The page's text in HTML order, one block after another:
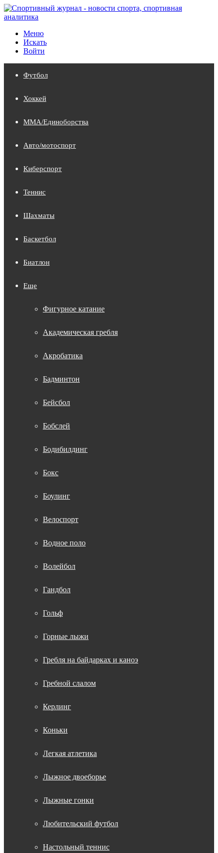
Меню
Искать
Войти
Футбол
Хоккей
MMA/Единоборства
Авто/мотоспорт
Киберспорт
Теннис
Шахматы
Баскетбол
Биатлон
Еще
Фигурное катание
Академическая гребля
Акробатика
Бадминтон
Бейсбол
Бобслей
Бодибилдинг
Бокс
Боулинг
Велоспорт
Водное поло
Волейбол
Гандбол
Гольф
Горные лыжи
Гребля на байдарках и каноэ
Гребной слалом
Керлинг
Коньки
Легкая атлетика
Лыжное двоеборье
Лыжные гонки
Любительский футбол
Настольный теннис